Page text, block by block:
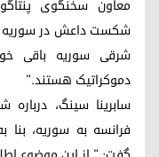
معاون سخنگوی
شکست داعش در سوریه
شرقی سوریه باقی
دموکراتیک هستند."
سابرینا سینگ،
فرانسه به سوریه، بنا